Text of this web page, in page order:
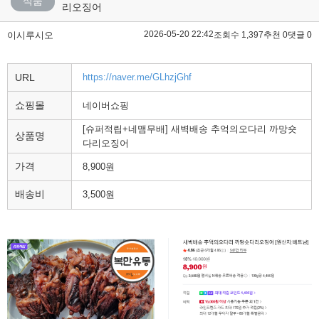
리오징어
이시루시오 2026-05-20 22:42조회수 1,397추천 0댓글 0
URL https://naver.me/GLhzjGhf
쇼핑몰 네이버쇼핑
상품명
[슈퍼적립+네맴무배] 새벽배송 추억의오다리 까망숏
다리오징어
가격 8,900원
배송비 3,500원